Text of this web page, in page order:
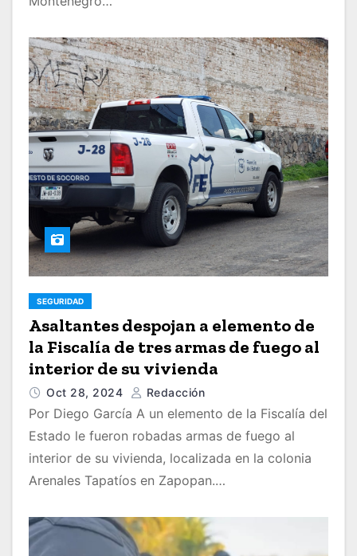
SEGURIDAD
Asaltantes despojan a elemento de
la Fiscalía de tres armas de fuego al
interior de su vivienda
Oct 28, 2024 Redacción
Por Diego García A un elemento de la Fiscalía del
Estado le fueron robadas armas de fuego al
interior de su vivienda, localizada en la colonia
Arenales Tapatíos en Zapopan.…